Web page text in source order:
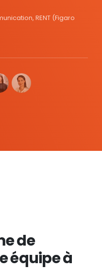
RENT (Figaro
de
équipe à